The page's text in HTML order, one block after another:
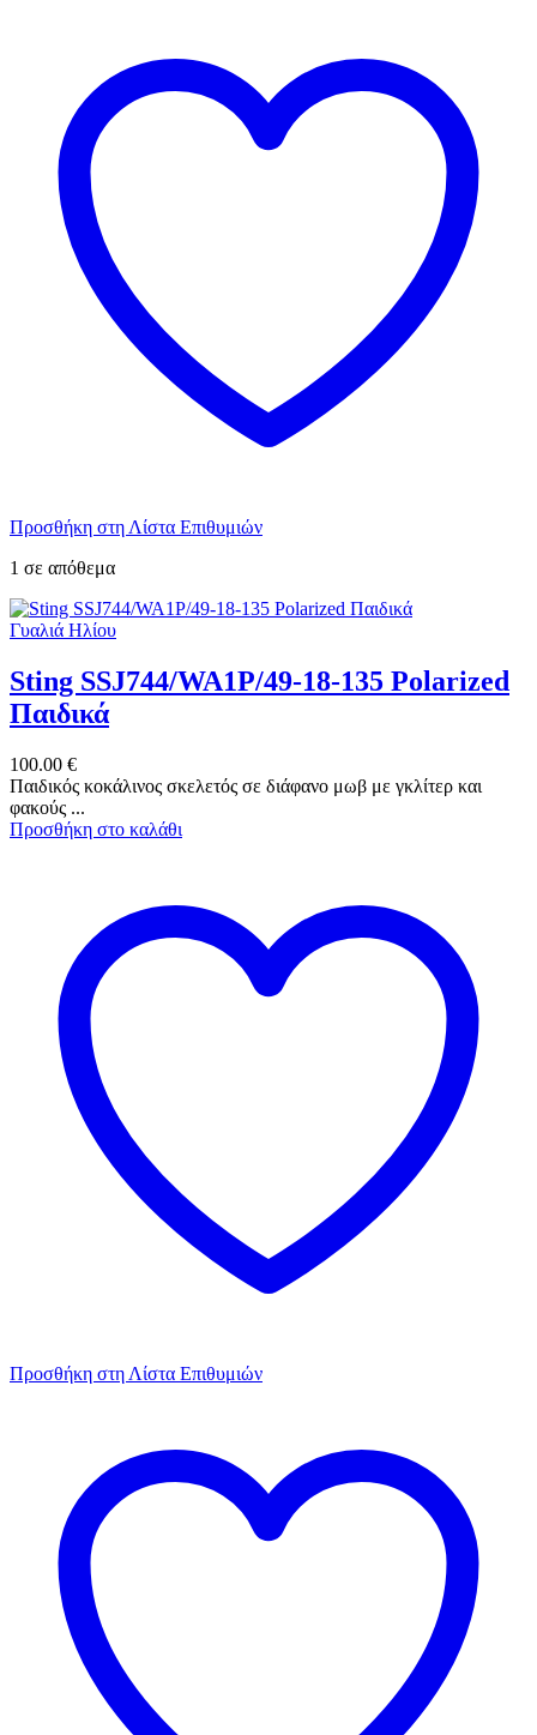
Προσθήκη στη Λίστα Επιθυμιών
1 σε απόθεμα
Γυαλιά Ηλίου
Sting SSJ744/WA1P/49-18-135 Polarized
Παιδικά
100.00 €
Παιδικός κοκάλινος σκελετός σε διάφανο μωβ με γκλίτερ και
φακούς ...
Προσθήκη στο καλάθι
Προσθήκη στη Λίστα Επιθυμιών